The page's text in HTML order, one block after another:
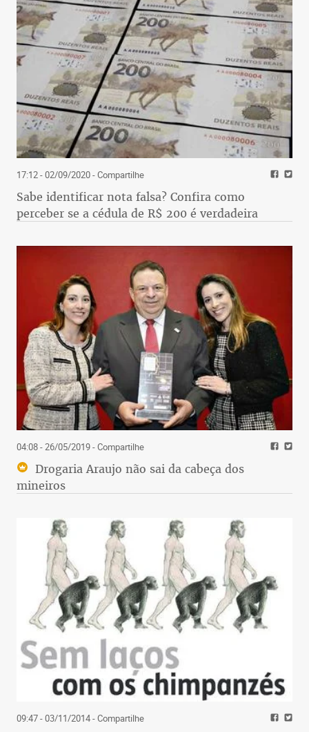
17:12 - 02/09/2020- Compartilhe
Sabe identificar nota falsa? Confira como
perceber se a cédula de R$ 200 é verdadeira
04:08 - 26/05/2019- Compartilhe
Drogaria Araujo não sai da cabeça dos
mineiros
09:47 - 03/11/2014- Compartilhe